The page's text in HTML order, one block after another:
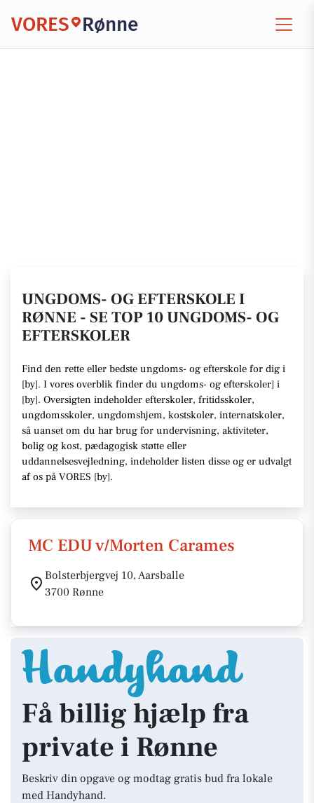
VORES Rønne
UNGDOMS- OG EFTERSKOLE I
RØNNE - SE TOP 10 UNGDOMS- OG
EFTERSKOLER
Find den rette eller bedste ungdoms- og efterskole for dig i
[by]. I vores overblik finder du ungdoms- og efterskoler] i
[by]. Oversigten indeholder efterskoler, fritidsskoler,
ungdomsskoler, ungdomshjem, kostskoler, internatskoler,
så uanset om du har brug for undervisning, aktiviteter,
bolig og kost, pædagogisk støtte eller
uddannelsesvejledning, indeholder listen disse og er udvalgt
af os på VORES [by].
MC EDU v/Morten Carames
Bolsterbjergvej 10, Aarsballe
3700 Rønne
Få billig hjælp fra
private i Rønne
Beskriv din opgave og modtag gratis bud fra lokale
med Handyhand.